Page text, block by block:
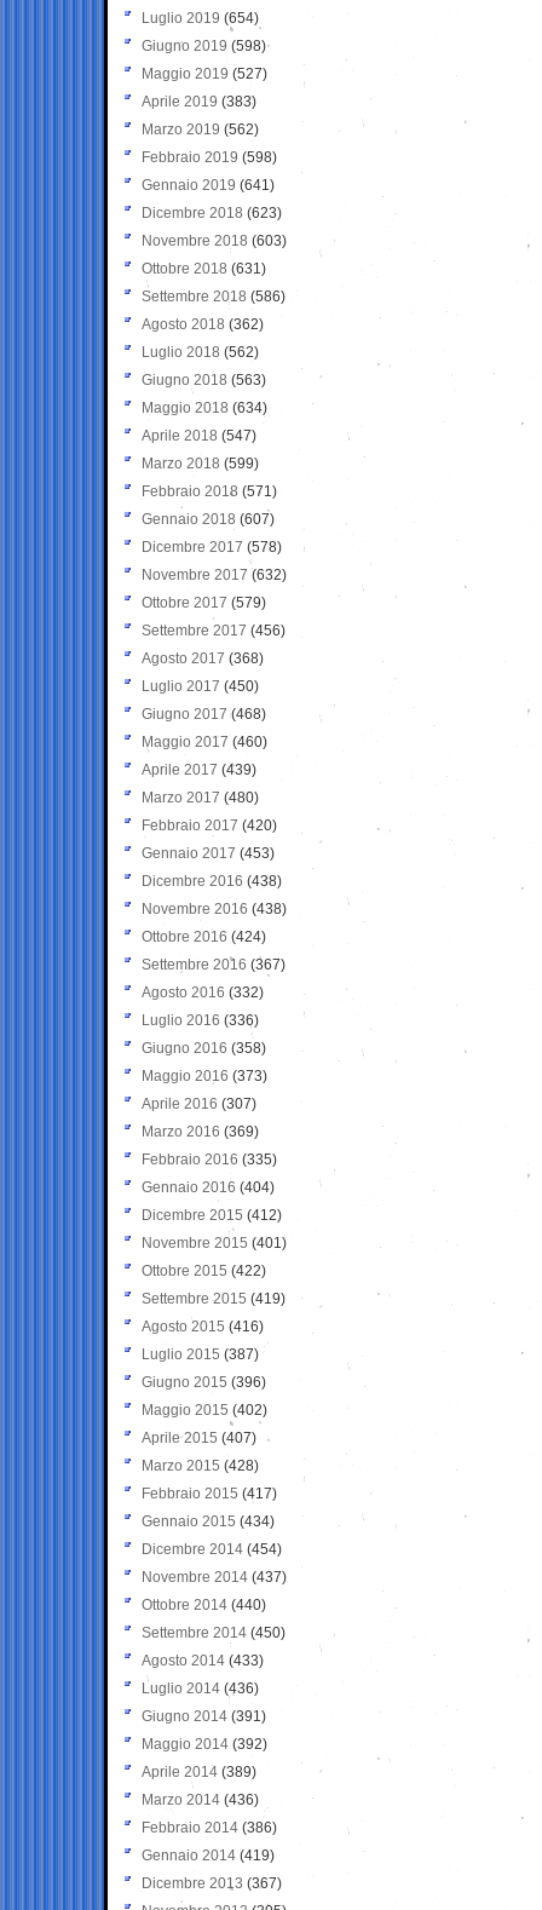
Luglio 2019 (654)
Giugno 2019 (598)
Maggio 2019 (527)
Aprile 2019 (383)
Marzo 2019 (562)
Febbraio 2019 (598)
Gennaio 2019 (641)
Dicembre 2018 (623)
Novembre 2018 (603)
Ottobre 2018 (631)
Settembre 2018 (586)
Agosto 2018 (362)
Luglio 2018 (562)
Giugno 2018 (563)
Maggio 2018 (634)
Aprile 2018 (547)
Marzo 2018 (599)
Febbraio 2018 (571)
Gennaio 2018 (607)
Dicembre 2017 (578)
Novembre 2017 (632)
Ottobre 2017 (579)
Settembre 2017 (456)
Agosto 2017 (368)
Luglio 2017 (450)
Giugno 2017 (468)
Maggio 2017 (460)
Aprile 2017 (439)
Marzo 2017 (480)
Febbraio 2017 (420)
Gennaio 2017 (453)
Dicembre 2016 (438)
Novembre 2016 (438)
Ottobre 2016 (424)
Settembre 2016 (367)
Agosto 2016 (332)
Luglio 2016 (336)
Giugno 2016 (358)
Maggio 2016 (373)
Aprile 2016 (307)
Marzo 2016 (369)
Febbraio 2016 (335)
Gennaio 2016 (404)
Dicembre 2015 (412)
Novembre 2015 (401)
Ottobre 2015 (422)
Settembre 2015 (419)
Agosto 2015 (416)
Luglio 2015 (387)
Giugno 2015 (396)
Maggio 2015 (402)
Aprile 2015 (407)
Marzo 2015 (428)
Febbraio 2015 (417)
Gennaio 2015 (434)
Dicembre 2014 (454)
Novembre 2014 (437)
Ottobre 2014 (440)
Settembre 2014 (450)
Agosto 2014 (433)
Luglio 2014 (436)
Giugno 2014 (391)
Maggio 2014 (392)
Aprile 2014 (389)
Marzo 2014 (436)
Febbraio 2014 (386)
Gennaio 2014 (419)
Dicembre 2013 (367)